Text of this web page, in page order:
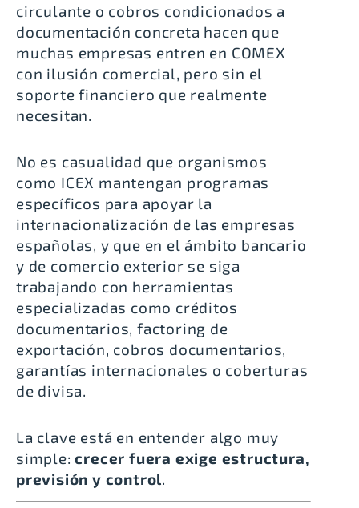
circulante o cobros condicionados a
documentación concreta hacen que
muchas empresas entren en COMEX
con ilusión comercial, pero sin el
soporte financiero que realmente
necesitan.
No es casualidad que organismos
como ICEX mantengan programas
específicos para apoyar la
internacionalización de las empresas
españolas, y que en el ámbito bancario
y de comercio exterior se siga
trabajando con herramientas
especializadas como créditos
documentarios, factoring de
exportación, cobros documentarios,
garantías internacionales o coberturas
de divisa.
La clave está en entender algo muy
simple:crecer fuera exige estructura,
previsión y control.